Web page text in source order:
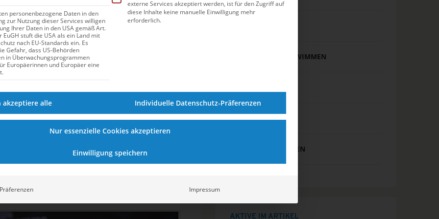
Thomasberger finden im Sportbad
statt
Zwei
Unternehmen
Die Idee zu der
Schwimmschule
Jahre lang Schwimmen als
man diese Erfahrung auch beruflich
dass erst im August 2025 das neue
Schwimmhalle – und sie dort
war für uns perfekt“, sagt Ulrich, der
weiß, die auch in Leipzig eine
SYNCHRONSCHWIMMEN
WASSERBALL
WASSERSPRINGEN
AKTIVE IM ARTIKEL
personenbezogene Daten in den
zur Nutzung dieser Services willigen
Ihrer Daten in den USA gemäß Art.
EuGH stuft die USA als ein Land mit
nach EU-Standards ein. Es
Gefahr, dass US-Behörden
in Überwachungsprogrammen
Europäerinnen und Europäer eine
externe Services akzeptiert werden, ist für den Zugriff auf
diese Inhalte keine manuelle Einwilligung mehr
erforderlich.
akzeptiere alle Individuelle Datenschutz-Präferenzen
Nur essenzielle Cookies akzeptieren
Einwilligung speichern
Präferenzen Impressum